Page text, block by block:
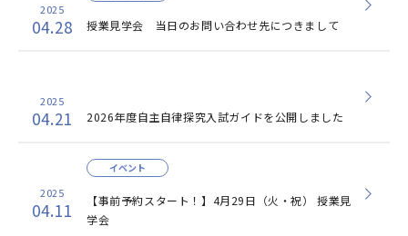
2025
04.28 授業見学会 当日のお問い合わせ先につきまして
2025
04.21 2026年度自主自律探究入試ガイドを公開しました
2025
04.11
【事前予約スタート！】4月29日（火・祝） 授業見
学会
イベント